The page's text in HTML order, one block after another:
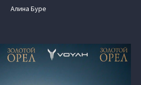
Алина Буре